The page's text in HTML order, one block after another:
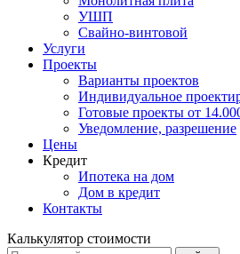
УШП
Свайно-винтовой
Услуги
Проекты
Варианты проектов
Индивидуальное
Готовые проекты от
Уведомление, разрешение
Цены
Кредит
Ипотека на дом
Дом в кредит
Контакты
Калькулятор стоимости